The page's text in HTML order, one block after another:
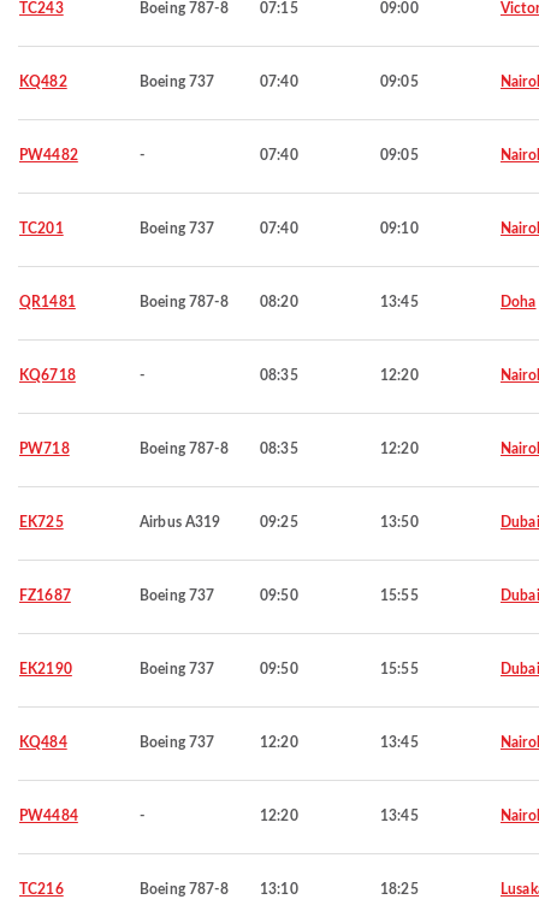
TC243 Boeing 787-8 07:15 09:00
KQ482 Boeing 737 07:40 09:05
PW4482 - 07:40 09:05
TC201 Boeing 737 07:40 09:10
QR1481 Boeing 787-8 08:20 13:45 Doha
KQ6718 - 08:35 12:20
PW718 Boeing 787-8 08:35 12:20
EK725 Airbus A319 09:25 13:50 Dubai
FZ1687 Boeing 737 09:50 15:55 Dubai
EK2190 Boeing 737 09:50 15:55 Dubai
KQ484 Boeing 737 12:20 13:45
PW4484 - 12:20 13:45
TC216 Boeing 787-8 13:10 18:25